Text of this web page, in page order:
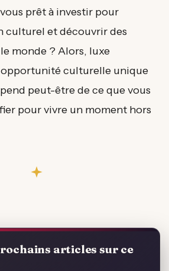
prêt à investir pour
culturel et découvrir des
monde ? Alors, luxe
culturelle unique
peut-être de ce que vous
pour vivre un moment hors
articles sur ce